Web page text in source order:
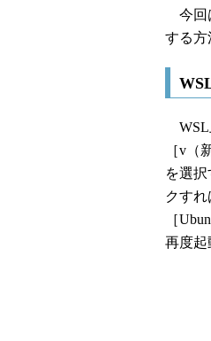
今回
する方
WSL
［v（
を選
クす
［
再度起